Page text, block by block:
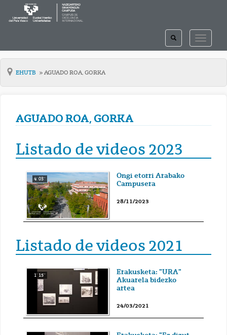
TOGGLE
TOGGLE
SEARCH
EHUTB AGUADO ROA, GORKA
AGUADO ROA, GORKA
Listado de videos 2023
4' 03''
Ongi etorri Arabako
Campusera
28/11/2023
Listado de videos 2021
1' 15''
Erakusketa: "URA"
Akuarela bidezko
artea
24/03/2021